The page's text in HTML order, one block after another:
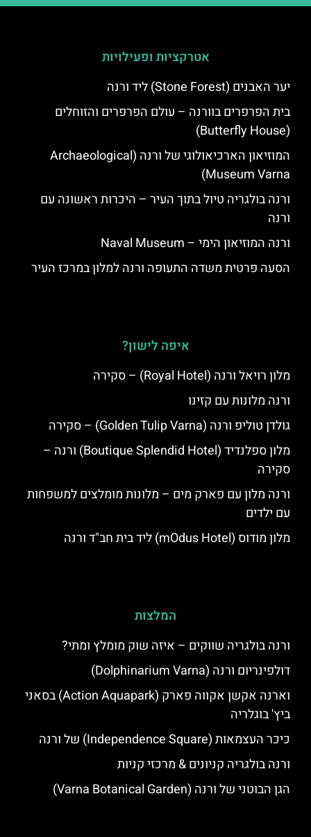
אטרקציות ופעילויות
יער האבנים (Stone Forest) ליד ורנה
בית הפרפרים בוורנה – עולם הפרפרים והזוחלים
(Butterfly House)
המוזיאון הארכיאולוגי של ורנה (Archaeological
Museum Varna)
ורנה בולגריה טיול בתוך העיר – היכרות ראשונה עם
ורנה
ורנה המוזיאון הימי – Naval Museum
הסעה פרטית משדה התעופה ורנה למלון במרכז העיר
איפה לישון?
מלון רויאל ורנה (Royal Hotel) – סקירה
ורנה מלונות עם קזינו
גולדן טוליפ ורנה (Golden Tulip Varna) – סקירה
מלון ספלנדיד (Boutique Splendid Hotel) ורנה –
סקירה
ורנה מלון עם פארק מים – מלונות מומלצים למשפחות
עם ילדים
מלון מודוס (mOdus Hotel) ליד בית חב"ד ורנה
המלצות
ורנה בולגריה שווקים – איזה שוק מומלץ ומתי?
דולפינריום ורנה (Dolphinarium Varna)
וארנה אקשן אקווה פארק (Action Aquapark) בסאני
ביץ' בוגלריה
כיכר העצמאות (Independence Square) של ורנה
ורנה בולגריה קניונים & מרכזי קניות
הגן הבוטני של ורנה (Varna Botanical Garden)